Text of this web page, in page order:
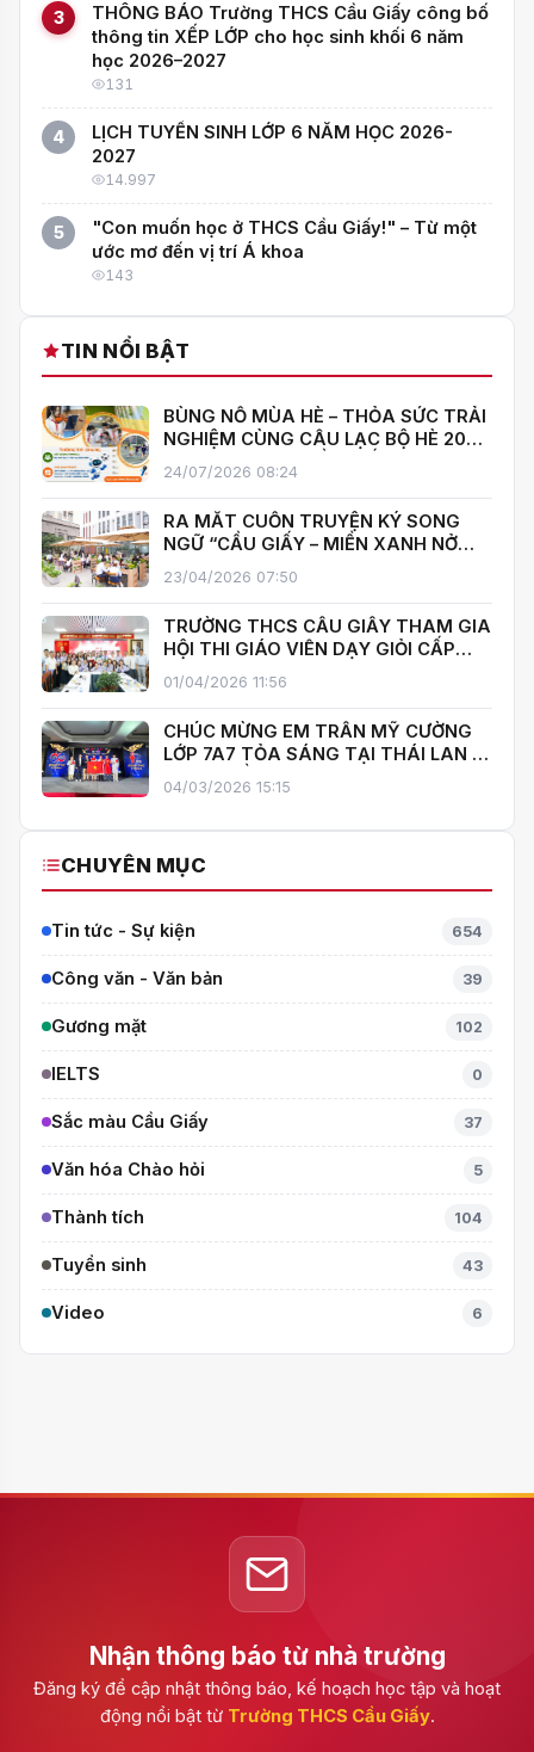
3
THÔNG BÁO Trường THCS Cầu Giấy công bố
thông tin XẾP LỚP cho học sinh khối 6 năm
học 2026–2027
131
4
LỊCH TUYỂN SINH LỚP 6 NĂM HỌC 2026-
2027
14.997
5
"Con muốn học ở THCS Cầu Giấy!" – Từ một
ước mơ đến vị trí Á khoa
143
TIN NỔI BẬT
BÙNG NỔ MÙA HÈ – THỎA SỨC TRẢI
NGHIỆM CÙNG CÂU LẠC BỘ HÈ 2026
TRƯỜNG THCS CẦU GIẤY!
24/07/2026 08:24
RA MẮT CUỐN TRUYỆN KÝ SONG
NGỮ “CẦU GIẤY – MIỀN XANH NỞ
HOA”, KHÁNH THÀNH THƯ VIỆN MỞ,
LAN TOẢ VĂN HOÁ ĐỌC
23/04/2026 07:50
TRƯỜNG THCS CẦU GIẤY THAM GIA
HỘI THI GIÁO VIÊN DẠY GIỎI CẤP
TRUNG HỌC CƠ SỞ PHƯỜNG YÊN
HOÀ
01/04/2026 11:56
CHÚC MỪNG EM TRẦN MỸ CƯỜNG
LỚP 7A7 TỎA SÁNG TẠI THÁI LAN –
MANG VỀ HUY CHƯƠNG BẠC TOÁN
QUỐC TẾ ITMC 2026
04/03/2026 15:15
CHUYÊN MỤC
Tin tức - Sự kiện 654
Công văn - Văn bản 39
Gương mặt 102
IELTS 0
Sắc màu Cầu Giấy 37
Văn hóa Chào hỏi 5
Thành tích 104
Tuyển sinh 43
Video 6
Nhận thông báo từ nhà trường
Đăng ký để cập nhật thông báo, kế hoạch học tập và hoạt
động nổi bật từ Trường THCS Cầu Giấy.